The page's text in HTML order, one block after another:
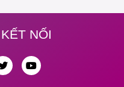
NỐI